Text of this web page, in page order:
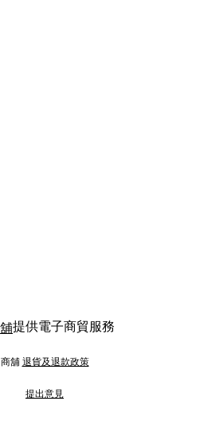
提供電子商貿服務
商舖 退貨及退款政策
提出意見